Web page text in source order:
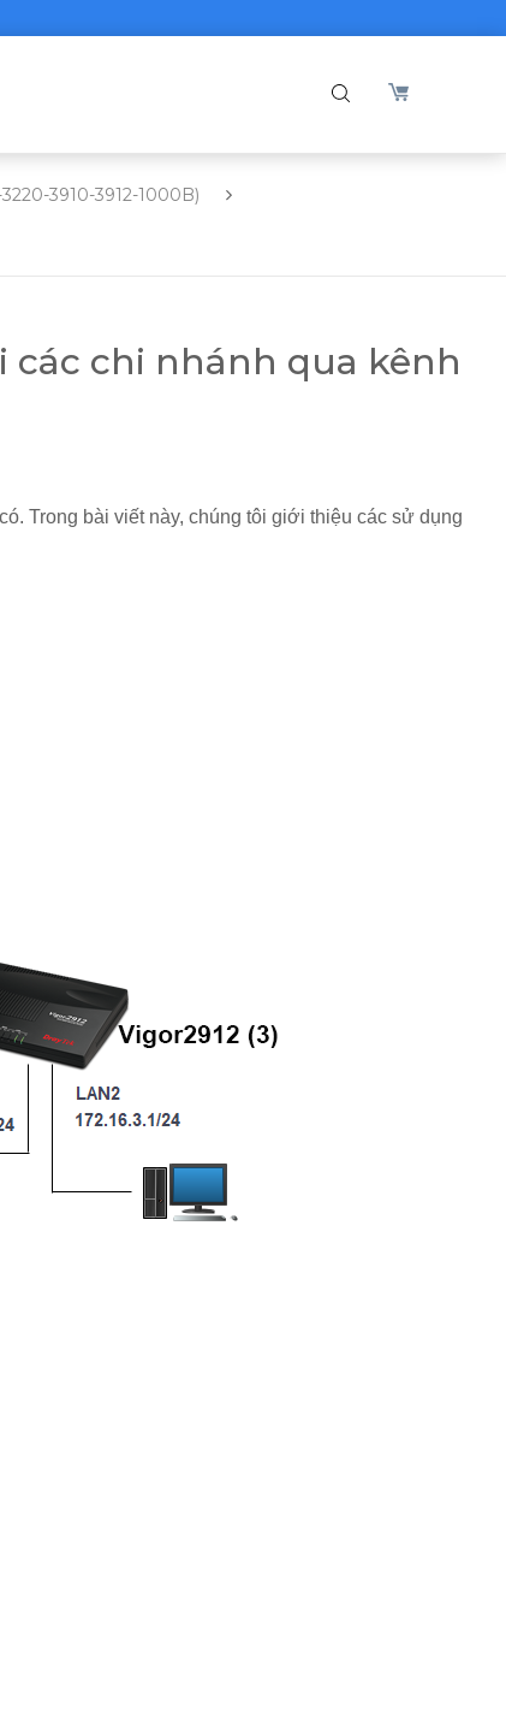
3910-3912-1000B)
các chi nhánh qua kênh
Trong bài viết này, chúng tôi giới thiệu các sử dụng